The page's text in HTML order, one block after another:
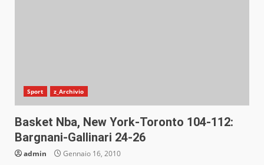
Sport z_Archivio
Basket Nba, New York-Toronto 104-112:
Bargnani-Gallinari 24-26
admin Gennaio 16, 2010